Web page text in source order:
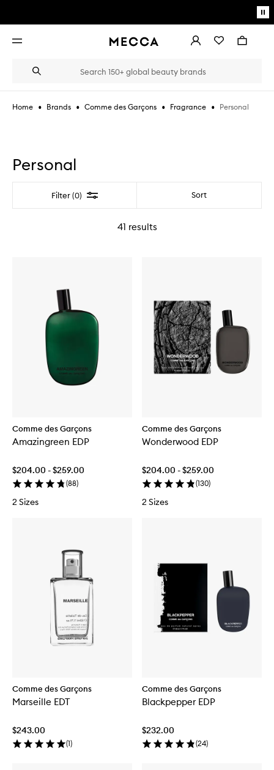
Open
AccountWishlistBag
Search
Suggestions
the
type
Home • Brands • Comme des Garçons • Fragrance • Personal
Personal
Filter (0) Filter Sort
41 results
Comme des Garçons
Amazingreen EDP
$204.00 - $259.00
(88)
2 Sizes
Comme des Garçons
Wonderwood EDP
$204.00 - $259.00
(130)
2 Sizes
Comme des Garçons
Marseille EDT
$243.00
(1)
Comme des Garçons
Blackpepper EDP
$232.00
(24)